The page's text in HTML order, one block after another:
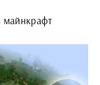
майнкрафт